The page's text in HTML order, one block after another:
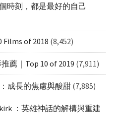
時刻，都是最好的自己
Films of 2018 (8,452)
薦｜Top 10 of 2019 (7,911)
：成長的焦慮與酸甜 (7,885)
：英雄神話的解構與重建